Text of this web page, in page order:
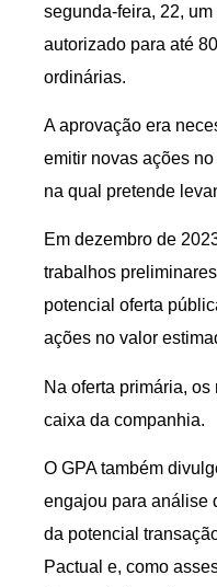
segunda-feira, 22,
autorizado para até
ordinárias.
A aprovação era
emitir novas ações
na qual pretende
Em dezembro de
trabalhos
potencial oferta
ações no valor
Na oferta primária,
caixa da companhia.
O GPA também
engajou para análise
da potencial
Pactual e, como